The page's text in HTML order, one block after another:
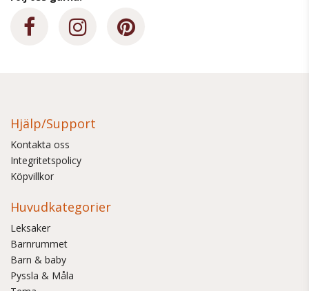
Hjälp/Support
Kontakta oss
Integritetspolicy
Köpvillkor
Huvudkategorier
Leksaker
Barnrummet
Barn & baby
Pyssla & Måla